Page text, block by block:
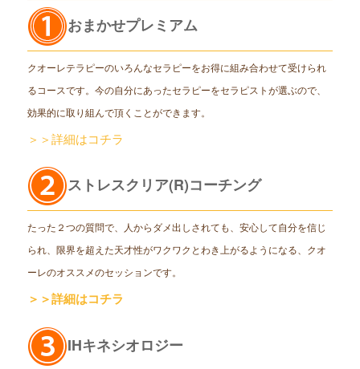
おまかせプレミアム
クオーレテラピーのいろんなセラピーをお得に組み合わせて受けられ
るコースです。今の自分にあったセラピーをセラピストが選ぶので、
効果的に取り組んで頂くことができます。
＞＞詳細はコチラ
ストレスクリア(R)コーチング
たった２つの質問で、人からダメ出しされても、安心して自分を信じ
られ、限界を超えた天才性がワクワクとわき上がるようになる、クオ
ーレのオススメのセッションです。
＞＞詳細はコチラ
IHキネシオロジー